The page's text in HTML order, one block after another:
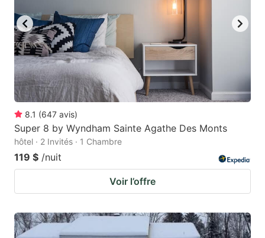
8.1 (647 avis)
Super 8 by Wyndham Sainte Agathe Des Monts
hôtel · 2 Invités · 1 Chambre
119 $ /nuit
Voir l’offre